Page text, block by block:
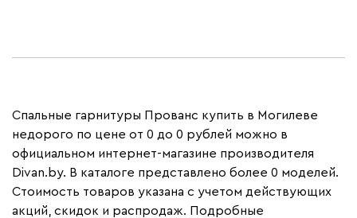
Спальные гарнитуры Прованс купить в Могилеве
недорого по цене от 0 до 0 рублей можно в
официальном интернет-магазине производителя
Divan.by. В каталоге представлено более 0 моделей.
Стоимость товаров указана с учетом действующих
акций, скидок и распродаж. Подробные